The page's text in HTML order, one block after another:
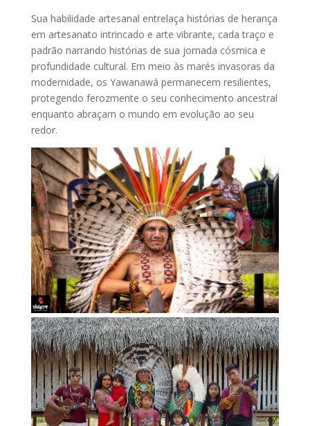
Sua habilidade artesanal entrelaça histórias de herança
em artesanato intrincado e arte vibrante, cada traço e
padrão narrando histórias de sua jornada cósmica e
profundidade cultural. Em meio às marés invasoras da
modernidade, os Yawanawá permanecem resilientes,
protegendo ferozmente o seu conhecimento ancestral
enquanto abraçam o mundo em evolução ao seu
redor.